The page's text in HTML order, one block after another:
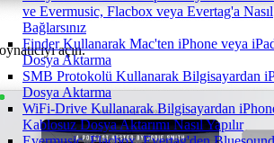
ve Evermusic, Flacbox veya Evertag'a Nasıl
Bağlarsınız
Finder Kullanarak Mac'ten iPhone veya
Dosya Aktarma
SMB Protokolü Kullanarak Bilgisayardan
Dosya Aktarma
WiFi-Drive Kullanarak Bilgisayardan
Kablosuz Dosya Aktarımı Nasıl Yapılır
açın.